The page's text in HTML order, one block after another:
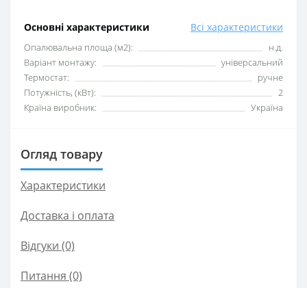
Основні характеристики Всі характеристики
Опалювальна площа (м2):
н.д.
Варіант монтажу:
універсальний
Термостат:
ручне
Потужність, (кВт):
2
Країна виробник:
Україна
Огляд товару
Характеристики
Доставка і оплата
Відгуки (0)
Питання (0)